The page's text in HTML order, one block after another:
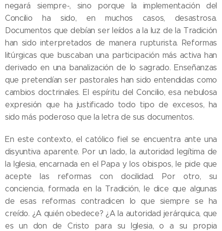
negará siempre-, sino porque la implementación del
Concilio ha sido, en muchos casos, desastrosa.
Documentos que debían ser leídos a la luz de la Tradición
han sido interpretados de manera rupturista. Reformas
litúrgicas que buscaban una participación más activa han
derivado en una banalización de lo sagrado. Enseñanzas
que pretendían ser pastorales han sido entendidas como
cambios doctrinales. El espíritu del Concilio, esa nebulosa
expresión que ha justificado todo tipo de excesos, ha
sido más poderoso que la letra de sus documentos.
En este contexto, el católico fiel se encuentra ante una
disyuntiva aparente. Por un lado, la autoridad legítima de
la Iglesia, encarnada en el Papa y los obispos, le pide que
acepte las reformas con docilidad. Por otro, su
conciencia, formada en la Tradición, le dice que algunas
de esas reformas contradicen lo que siempre se ha
creído. ¿A quién obedece? ¿A la autoridad jerárquica, que
es un don de Cristo para su Iglesia, o a su propia